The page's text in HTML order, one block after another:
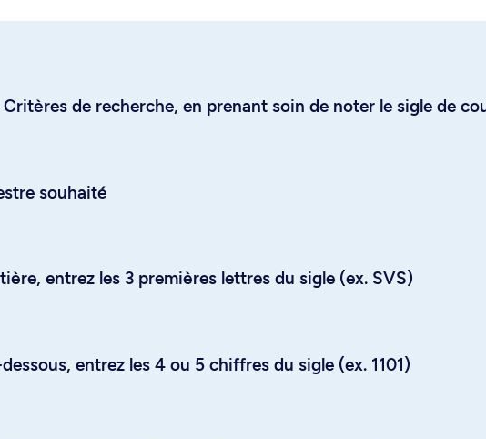
de recherche, en prenant soin de noter le sigle de
souhaité
entrez les 3 premières lettres du sigle (ex. SVS)
entrez les 4 ou 5 chiffres du sigle (ex. 1101)